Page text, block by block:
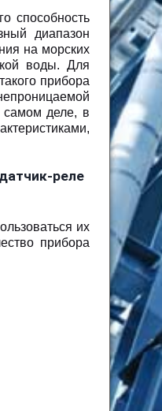
способность
диапазон
на морских
воды. Для
прибора
самом деле, в
реле
их
прибора